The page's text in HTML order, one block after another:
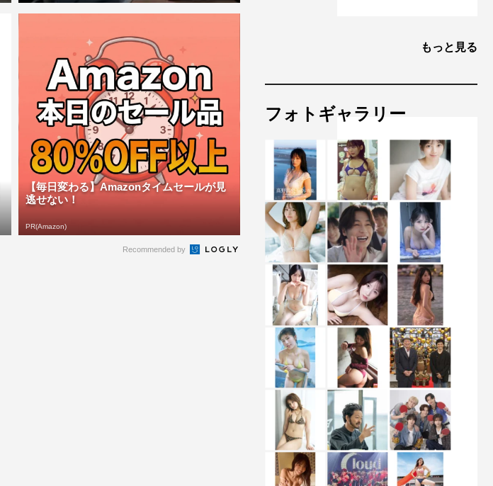
【毎日変わる】Amazonタイムセールが見
逃せない！
PR(Amazon)
Recommended by
もっと見る
フォトギャラリー